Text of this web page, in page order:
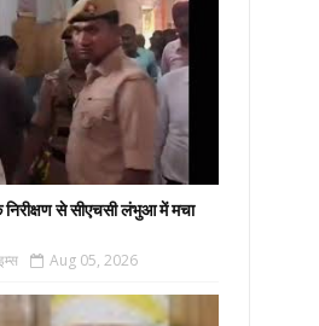
से सीएचसी लंभुआ में मचा
Aug 05, 2026